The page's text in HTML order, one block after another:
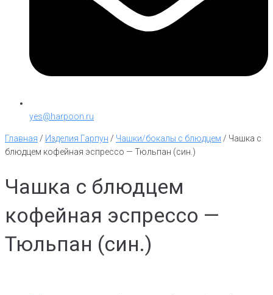
yes@harpoon.ru
Главная / Изделия Гарпун / Чашки/бокалы с блюдцем / Чашка с
блюдцем кофейная эспрессо — Тюльпан (син.)
Чашка с блюдцем
кофейная эспрессо —
Тюльпан (син.)